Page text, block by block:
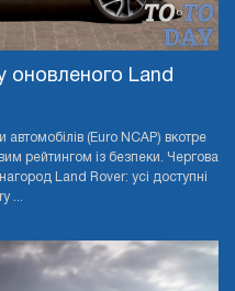
оновленого Land
(Euro NCAP) вкотре
рейтингом із безпеки. Чергова
Land Rover: усі доступні
...